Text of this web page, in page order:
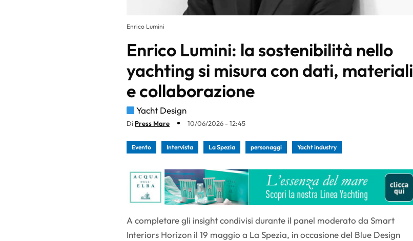
Enrico Lumini
Enrico Lumini: la sostenibilità nello
yachting si misura con dati, materiali
e collaborazione
Yacht Design
Di Press Mare 10/06/2026 - 12:45
Evento Intervista La Spezia personaggi Yacht industry
A completare gli insight condivisi durante il panel moderato da Smart
Interiors Horizon il 19 maggio a La Spezia, in occasione del Blue Design